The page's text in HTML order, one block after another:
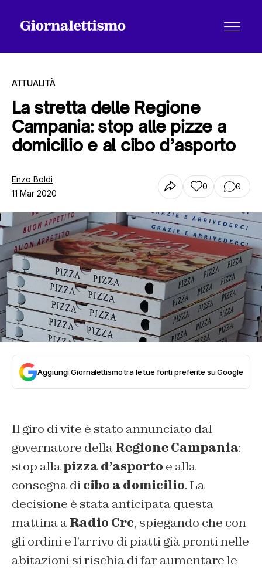
Tutti gli articoli
Chi siamo
Contatti
ATTUALITÀ
La stretta delle Regione
Campania: stop alle pizze a
domicilio e al cibo d’asporto
Enzo Boldi
11 Mar 2020
0 0
Aggiungi Giornalettismo tra le tue fonti preferite su Google
Il giro di vite è stato annunciato dal
governatore dellaRegione Campania:
stop allapizza d’asporto e alla
consegna dicibo a domicilio. La
decisione è stata anticipata questa
mattina aRadio Crc, spiegando che con
gli ordini e l’arrivo di piatti già pronti nelle
abitazioni si rischia di far aumentare le